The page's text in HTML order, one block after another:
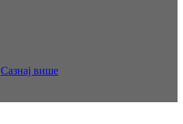
Сазнај више